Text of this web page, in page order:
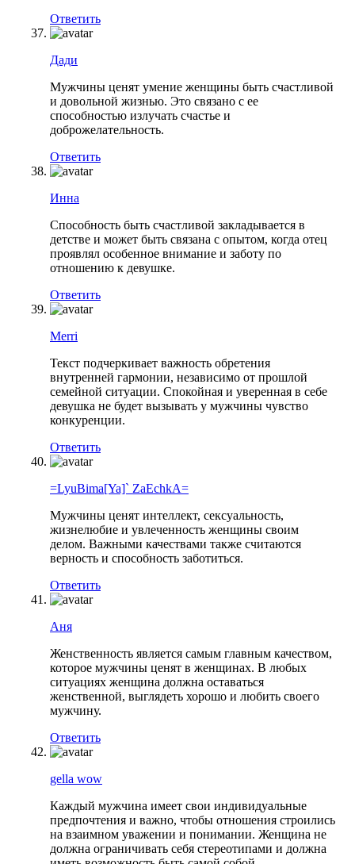
Ответить
Дади
Мужчины ценят умение женщины быть счастливой
и довольной жизнью. Это связано с ее
способностью излучать счастье и
доброжелательность.
Ответить
Инна
Способность быть счастливой закладывается в
детстве и может быть связана с опытом, когда отец
проявлял особенное внимание и заботу по
отношению к девушке.
Ответить
Merri
Текст подчеркивает важность обретения
внутренней гармонии, независимо от прошлой
семейной ситуации. Спокойная и уверенная в себе
девушка не будет вызывать у мужчины чувство
конкуренции.
Ответить
=LyuBima[Ya]` ZaEchkA=
Мужчины ценят интеллект, сексуальность,
жизнелюбие и увлеченность женщины своим
делом. Важными качествами также считаются
верность и способность заботиться.
Ответить
Аня
Женственность является самым главным качеством,
которое мужчины ценят в женщинах. В любых
ситуациях женщина должна оставаться
женственной, выглядеть хорошо и любить своего
мужчину.
Ответить
gella wow
Каждый мужчина имеет свои индивидуальные
предпочтения и важно, чтобы отношения строились
на взаимном уважении и понимании. Женщина не
должна ограничивать себя стереотипами и должна